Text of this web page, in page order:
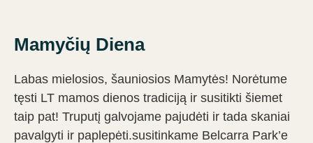
Mamyčių Diena
Labas mielosios, šauniosios Mamytės! Norėtume
tęsti LT mamos dienos tradiciją ir susitikti šiemet
taip pat! Truputį galvojame pajudėti ir tada skaniai
pavalgyti ir paplepėti.susitinkame Belcarra Park’e